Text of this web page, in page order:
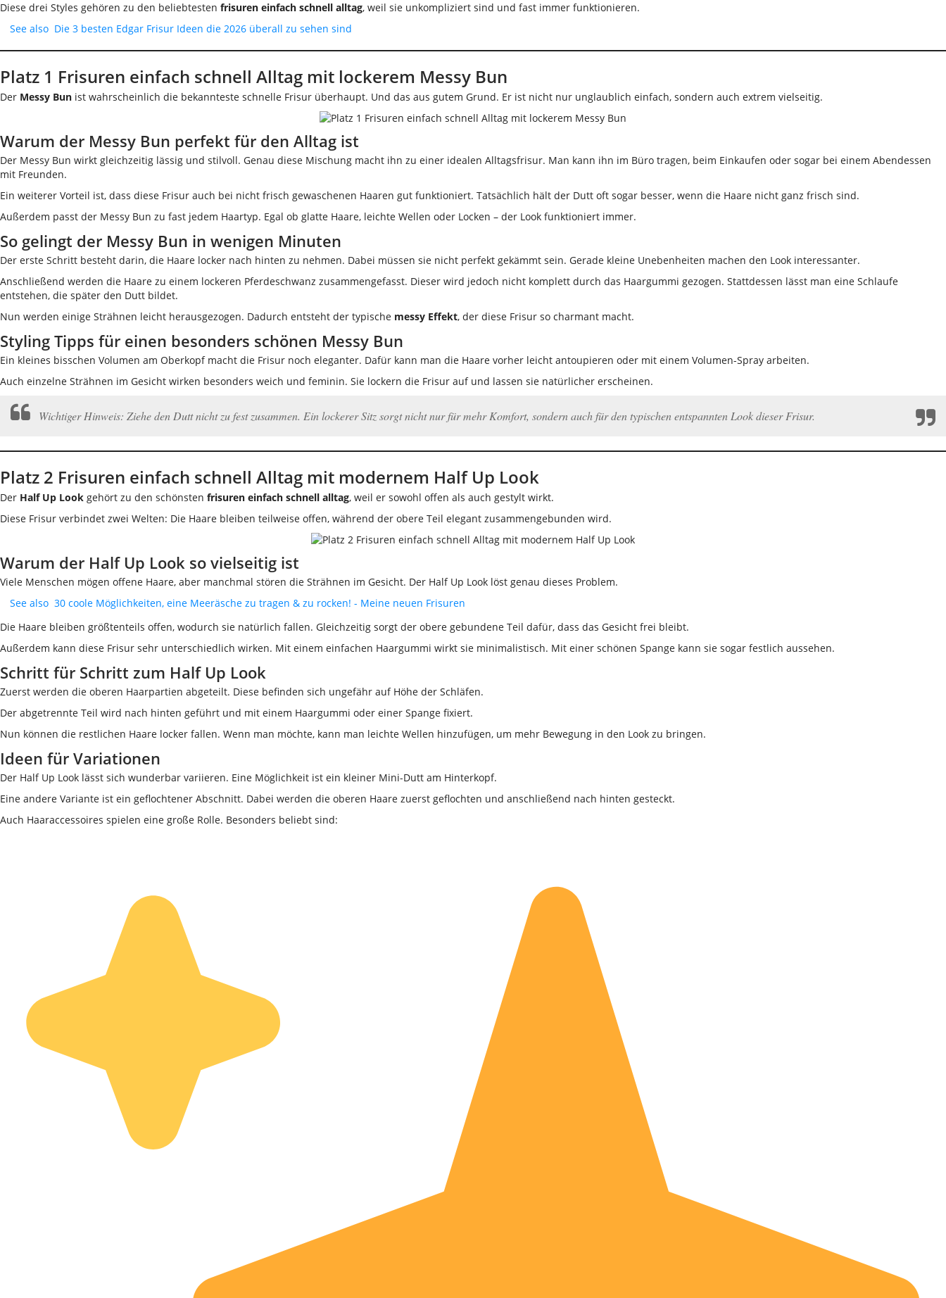
Diese drei Styles gehören zu den beliebtesten frisuren einfach schnell alltag, weil sie unkompliziert sind und fast immer funktionieren.
See also Die 3 besten Edgar Frisur Ideen die 2026 überall zu sehen sind
Platz 1 Frisuren einfach schnell Alltag mit lockerem Messy Bun
Der Messy Bun ist wahrscheinlich die bekannteste schnelle Frisur überhaupt. Und das aus gutem Grund. Er ist nicht nur unglaublich einfach, sondern auch extrem vielseitig.
Warum der Messy Bun perfekt für den Alltag ist
Der Messy Bun wirkt gleichzeitig lässig und stilvoll. Genau diese Mischung macht ihn zu einer idealen Alltagsfrisur. Man kann ihn im Büro tragen, beim Einkaufen oder sogar bei einem Abendessen
mit Freunden.
Ein weiterer Vorteil ist, dass diese Frisur auch bei nicht frisch gewaschenen Haaren gut funktioniert. Tatsächlich hält der Dutt oft sogar besser, wenn die Haare nicht ganz frisch sind.
Außerdem passt der Messy Bun zu fast jedem Haartyp. Egal ob glatte Haare, leichte Wellen oder Locken – der Look funktioniert immer.
So gelingt der Messy Bun in wenigen Minuten
Der erste Schritt besteht darin, die Haare locker nach hinten zu nehmen. Dabei müssen sie nicht perfekt gekämmt sein. Gerade kleine Unebenheiten machen den Look interessanter.
Anschließend werden die Haare zu einem lockeren Pferdeschwanz zusammengefasst. Dieser wird jedoch nicht komplett durch das Haargummi gezogen. Stattdessen lässt man eine Schlaufe
entstehen, die später den Dutt bildet.
Nun werden einige Strähnen leicht herausgezogen. Dadurch entsteht der typische messy Effekt, der diese Frisur so charmant macht.
Styling Tipps für einen besonders schönen Messy Bun
Ein kleines bisschen Volumen am Oberkopf macht die Frisur noch eleganter. Dafür kann man die Haare vorher leicht antoupieren oder mit einem Volumen-Spray arbeiten.
Auch einzelne Strähnen im Gesicht wirken besonders weich und feminin. Sie lockern die Frisur auf und lassen sie natürlicher erscheinen.
Wichtiger Hinweis: Ziehe den Dutt nicht zu fest zusammen. Ein lockerer Sitz sorgt nicht nur für mehr Komfort, sondern auch für den typischen entspannten Look dieser Frisur.
Platz 2 Frisuren einfach schnell Alltag mit modernem Half Up Look
Der Half Up Look gehört zu den schönsten frisuren einfach schnell alltag, weil er sowohl offen als auch gestylt wirkt.
Diese Frisur verbindet zwei Welten: Die Haare bleiben teilweise offen, während der obere Teil elegant zusammengebunden wird.
Warum der Half Up Look so vielseitig ist
Viele Menschen mögen offene Haare, aber manchmal stören die Strähnen im Gesicht. Der Half Up Look löst genau dieses Problem.
See also 30 coole Möglichkeiten, eine Meeräsche zu tragen & zu rocken! - Meine neuen Frisuren
Die Haare bleiben größtenteils offen, wodurch sie natürlich fallen. Gleichzeitig sorgt der obere gebundene Teil dafür, dass das Gesicht frei bleibt.
Außerdem kann diese Frisur sehr unterschiedlich wirken. Mit einem einfachen Haargummi wirkt sie minimalistisch. Mit einer schönen Spange kann sie sogar festlich aussehen.
Schritt für Schritt zum Half Up Look
Zuerst werden die oberen Haarpartien abgeteilt. Diese befinden sich ungefähr auf Höhe der Schläfen.
Der abgetrennte Teil wird nach hinten geführt und mit einem Haargummi oder einer Spange fixiert.
Nun können die restlichen Haare locker fallen. Wenn man möchte, kann man leichte Wellen hinzufügen, um mehr Bewegung in den Look zu bringen.
Ideen für Variationen
Der Half Up Look lässt sich wunderbar variieren. Eine Möglichkeit ist ein kleiner Mini-Dutt am Hinterkopf.
Eine andere Variante ist ein geflochtener Abschnitt. Dabei werden die oberen Haare zuerst geflochten und anschließend nach hinten gesteckt.
Auch Haaraccessoires spielen eine große Rolle. Besonders beliebt sind: